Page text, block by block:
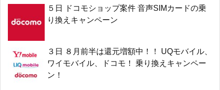
５日 ドコモショップ案件 音声SIMカードの乗
り換えキャンペーン
３日 ８月前半は還元増額中！！ UQモバイル、
ワイモバイル、ドコモ！ 乗り換えキャンペー
ン！